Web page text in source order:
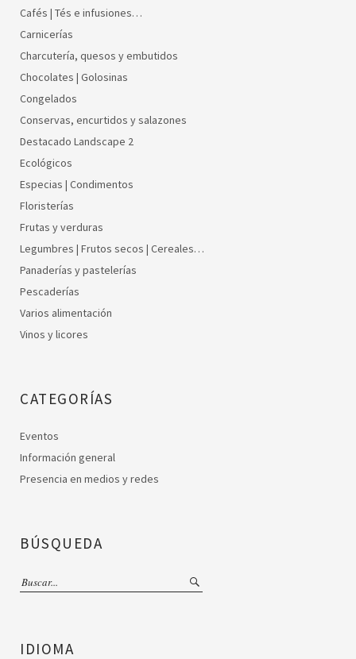
Cafés | Tés e infusiones…
Carnicerías
Charcutería, quesos y embutidos
Chocolates | Golosinas
Congelados
Conservas, encurtidos y salazones
Destacado Landscape 2
Ecológicos
Especias | Condimentos
Floristerías
Frutas y verduras
Legumbres | Frutos secos | Cereales…
Panaderías y pastelerías
Pescaderías
Varios alimentación
Vinos y licores
CATEGORÍAS
Eventos
Información general
Presencia en medios y redes
BÚSQUEDA
IDIOMA